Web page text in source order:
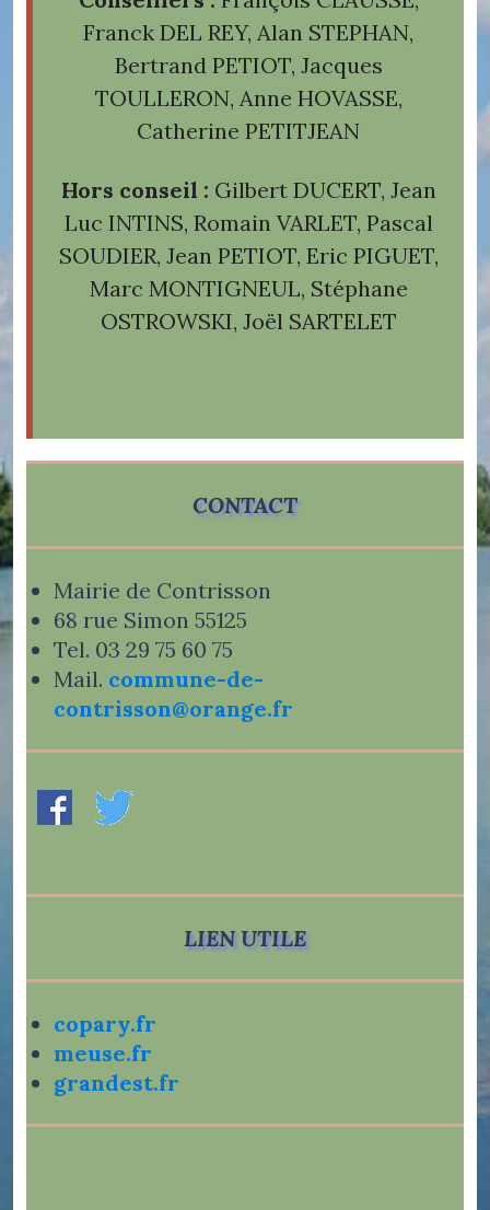
Franck DEL REY, Alan STEPHAN,
Bertrand PETIOT, Jacques
TOULLERON, Anne HOVASSE,
Catherine PETITJEAN
Hors conseil : Gilbert DUCERT, Jean
Luc INTINS, Romain VARLET, Pascal
SOUDIER, Jean PETIOT, Eric PIGUET,
Marc MONTIGNEUL, Stéphane
OSTROWSKI, Joël SARTELET
CONTACT
Mairie de Contrisson
68 rue Simon 55125
Tel. 03 29 75 60 75
Mail. commune-de-
contrisson@orange.fr
LIEN UTILE
copary.fr
meuse.fr
grandest.fr